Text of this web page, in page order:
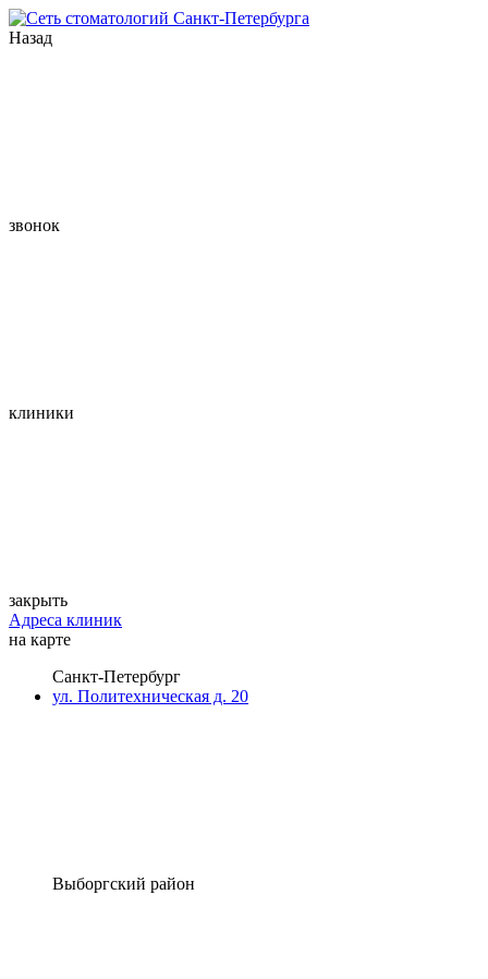
Назад
звонок
клиники
закрыть
Адреса клиник
на карте
Санкт-Петербург
ул. Политехническая д. 20
Выборгский район